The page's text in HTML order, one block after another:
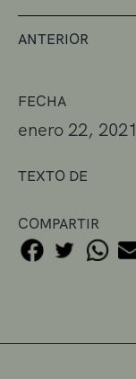
FECHA
enero 22, 2021
TEXTO DE
COMPARTIR
ANTERIOR